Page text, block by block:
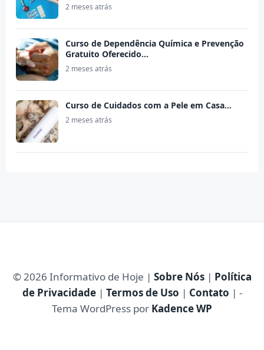
2 meses atrás
Curso de Dependência Química e Prevenção
Gratuito Oferecido…
2 meses atrás
Curso de Cuidados com a Pele em Casa…
2 meses atrás
© 2026 Informativo de Hoje | Sobre Nós| Política
de Privacidade| Termos de Uso | Contato | -
Tema WordPress por Kadence WP